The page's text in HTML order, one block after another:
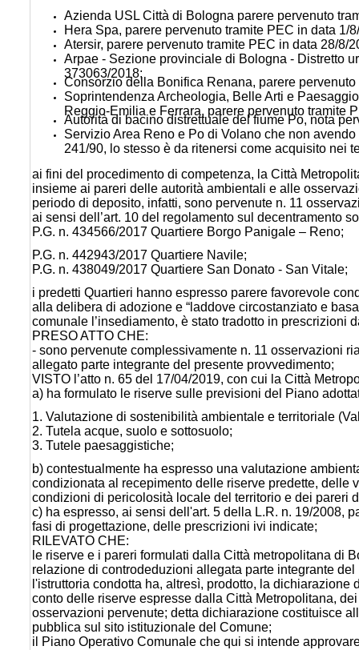
Azienda USL Città di Bologna parere pervenuto
Hera Spa, parere pervenuto tramite PEC in data 1/
Atersir, parere pervenuto tramite PEC in data 28/8/
Arpae - Sezione provinciale di Bologna - Distretto
373063/2018;
Consorzio della Bonifica Renana, parere
Soprintendenza Archeologia, Belle Arti e
Reggio-Emilia e Ferrara, parere pervenuto tramite
Autorità di bacino distrettuale del fiume Po, nota
Servizio Area Reno e Po di Volano che non
241/90, lo stesso è da ritenersi come acquisito nei
ai fini del procedimento di competenza, la Città
insieme ai pareri delle autorità ambientali e alle
periodo di deposito, infatti, sono pervenute n. 11
ai sensi dell’art. 10 del regolamento sul decentramento
P.G. n. 434566/2017 Quartiere Borgo Panigale – Reno;
P.G. n. 442943/2017 Quartiere Navile;
P.G. n. 438049/2017 Quartiere San Donato - San Vitale;
i predetti Quartieri hanno espresso parere favorevole
alla delibera di adozione e “laddove circostanziato e
comunale l’insediamento, è stato tradotto in prescrizioni
PRESO ATTO CHE:
- sono pervenute complessivamente n. 11 osservazioni
allegato parte integrante del presente provvedimento;
VISTO l’atto n. 65 del 17/04/2019, con cui la Città
a) ha formulato le riserve sulle previsioni del Piano
1. Valutazione di sostenibilità ambientale e territoriale
2. Tutela acque, suolo e sottosuolo;
3. Tutele paesaggistiche;
b) contestualmente ha espresso una valutazione
condizionata al recepimento delle riserve predette,
condizioni di pericolosità locale del territorio e dei pareri
c) ha espresso, ai sensi dell'art. 5 della L.R. n. 19/2008,
fasi di progettazione, delle prescrizioni ivi indicate;
RILEVATO CHE:
le riserve e i pareri formulati dalla Città metropolitana di
relazione di controdeduzioni allegata parte integrante
l'istruttoria condotta ha, altresì, prodotto, la
conto delle riserve espresse dalla Città Metropolitana,
osservazioni pervenute; detta dichiarazione costituisce
pubblica sul sito istituzionale del Comune;
il Piano Operativo Comunale che qui si intende